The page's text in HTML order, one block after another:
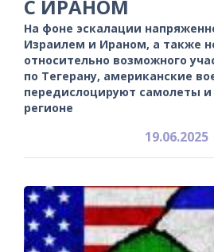
С ИРАНОМ
На фоне эскалации
Израилем и Ираном, а также
относительно возможного
по Тегерану, американские
передислоцируют самолеты и
регионе
19.06.2025